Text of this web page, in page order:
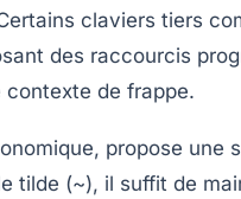
claviers tiers
des raccourcis
contexte de frappe.
propose une
tilde (~), il suffit de